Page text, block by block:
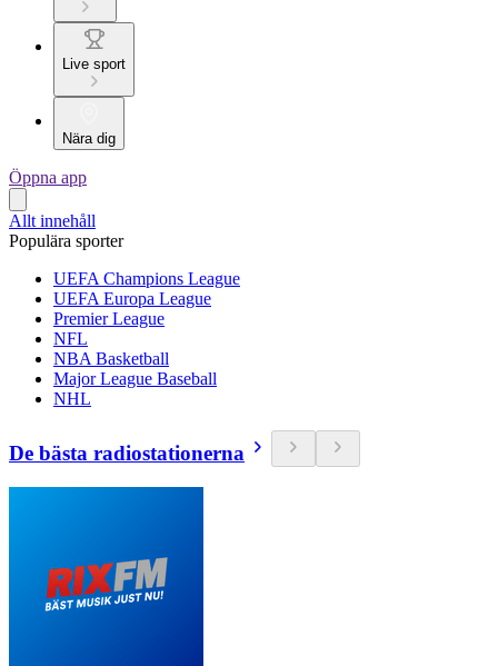
Live sport
Nära dig
Öppna app
Allt innehåll
Populära sporter
UEFA Champions League
UEFA Europa League
Premier League
NFL
NBA Basketball
Major League Baseball
NHL
De bästa radiostationerna